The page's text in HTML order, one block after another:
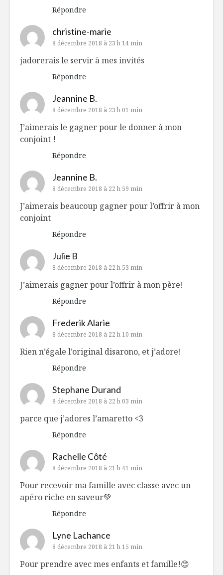
Répondre
christine-marie
8 décembre 2018 à 23 h 14 min
jadorerais le servir à mes invités
Répondre
Jeannine B.
8 décembre 2018 à 23 h 01 min
J’aimerais le gagner pour le donner à mon
conjoint !
Répondre
Jeannine B.
8 décembre 2018 à 22 h 59 min
J’aimerais beaucoup gagner pour l’offrir à mon
conjoint
Répondre
Julie B
8 décembre 2018 à 22 h 53 min
J’aimerais gagner pour l’offrir à mon père!
Répondre
Frederik Alarie
8 décembre 2018 à 22 h 10 min
Rien n’égale l’original disarono, et j’adore!
Répondre
Stephane Durand
8 décembre 2018 à 22 h 03 min
parce que j’adores l’amaretto <3
Répondre
Rachelle Côté
8 décembre 2018 à 21 h 41 min
Pour recevoir ma famille avec classe avec un
apéro riche en saveur💚
Répondre
Lyne Lachance
8 décembre 2018 à 21 h 15 min
Pour prendre avec mes enfants et famille!😊